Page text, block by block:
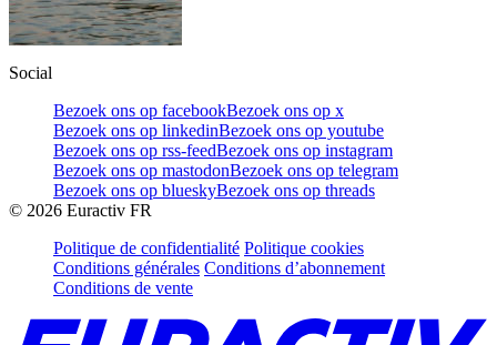
Social
Bezoek ons op facebookBezoek ons op x
Bezoek ons op linkedinBezoek ons op youtube
Bezoek ons op rss-feedBezoek ons op instagram
Bezoek ons op mastodonBezoek ons op telegram
Bezoek ons op blueskyBezoek ons op threads
© 2026 Euractiv FR
Politique de confidentialité Politique cookies
Conditions générales Conditions d’abonnement
Conditions de vente